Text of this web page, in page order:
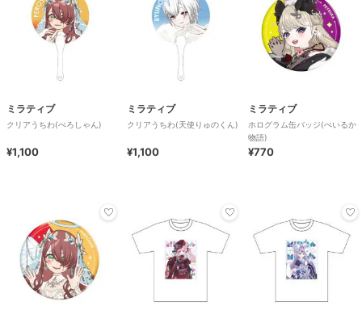
ミラティブ
クリアうちわ(ぺろしゃん)
¥1,100
ミラティブ
クリアうちわ(天使りゅのくん)
¥1,100
ミラティブ
ホログラム缶バッジ(ぺいるか
物語)
¥770